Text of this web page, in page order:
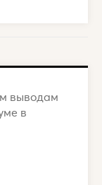
выводам
в